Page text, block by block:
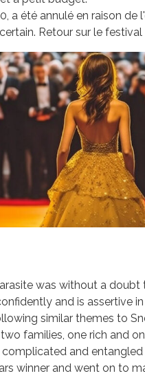
a été annulé en raison
Retour sur le
was without a
and is assertive
similar themes to
families, one rich and
and entangled
winner and went on to